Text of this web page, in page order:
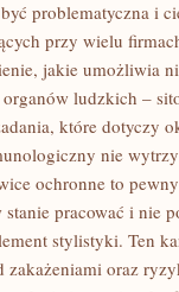
problematyczna i
przy wielu
jakie umożliwia
ludzkich –
które dotyczy
nie
ochronne to
pracować i nie
stylistyki. Ten
zakażeniami oraz